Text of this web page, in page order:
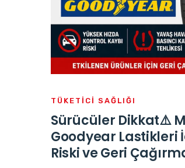
TÜKETICI SAĞLIĞI
Sürücüler Dikkat⚠️
Goodyear Lastikleri
Riski ve Geri